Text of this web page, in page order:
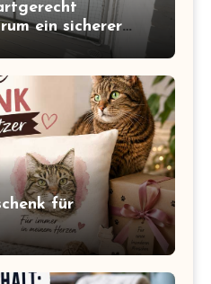
ein sicherer
dazugehört
für